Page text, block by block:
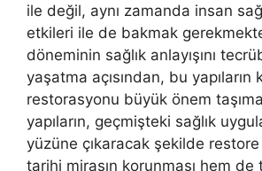
ile değil, aynı zamanda insan
etkileri ile de bakmak
döneminin sağlık anlayışını
yaşatma açısından, bu yapıların
restorasyonu büyük önem
yapıların, geçmişteki sağlık
yüzüne çıkaracak şekilde
tarihi mirasın korunması hem de